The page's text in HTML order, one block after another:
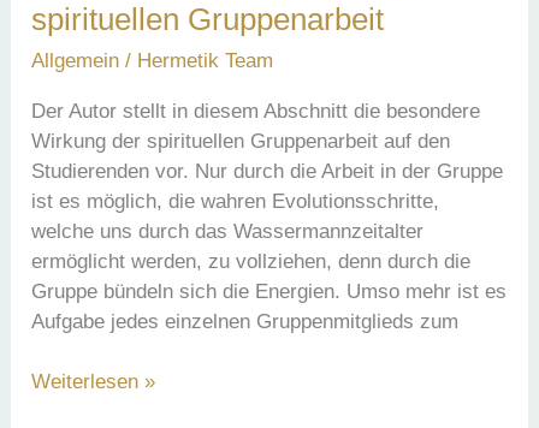
Kabbalah
spirituellen Gruppenarbeit
Allgemein / Hermetik Team
Der Autor stellt in diesem Abschnitt die besondere
Wirkung der spirituellen Gruppenarbeit auf den
Studierenden vor. Nur durch die Arbeit in der Gruppe
ist es möglich, die wahren Evolutionsschritte,
welche uns durch das Wassermannzeitalter
ermöglicht werden, zu vollziehen, denn durch die
Gruppe bündeln sich die Energien. Umso mehr ist es
Aufgabe jedes einzelnen Gruppenmitglieds zum
Die
Weiterlesen »